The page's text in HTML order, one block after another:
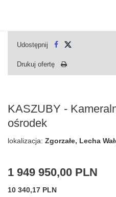
Udostępnij
Drukuj ofertę
KASZUBY -
ośrodek
lokalizacja: Zgorzałe, Lecha
1 949 950,00 PLN
10 340,17 PLN